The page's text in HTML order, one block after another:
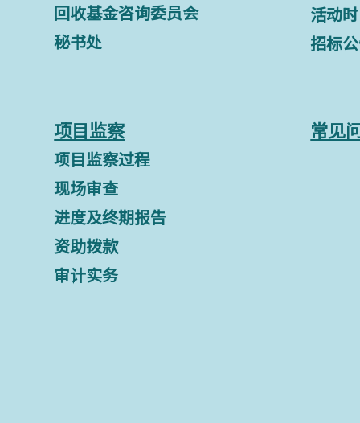
回收基金咨询委员会
秘书处
活动
招标
项目监察
项目监察过程
现场审查
进度及终期报告
资助拨款
审计实务
常见